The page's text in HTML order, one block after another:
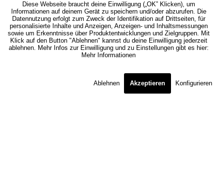
Diese Webseite braucht deine Einwilligung („OK” Klicken), um
Informationen auf deinem Gerät zu speichern und/oder abzurufen. Die
Datennutzung erfolgt zum Zweck der Identifikation auf Drittseiten, für
personalisierte Inhalte und Anzeigen, Anzeigen- und Inhaltsmessungen
sowie um Erkenntnisse über Produktentwicklungen und Zielgruppen. Mit
Klick auf den Button "Ablehnen" kannst du deine Einwilligung jederzeit
ablehnen. Mehr Infos zur Einwilligung und zu Einstellungen gibt es hier:
Mehr Informationen
Ablehnen Akzeptieren Konfigurieren